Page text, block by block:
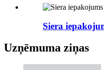
Siera
Uzņēmuma ziņas